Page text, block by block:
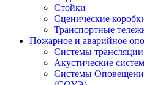
Стойки
Сценические
Транспортные
Пожарное и аварийное
Cистемы
Акустические
Системы